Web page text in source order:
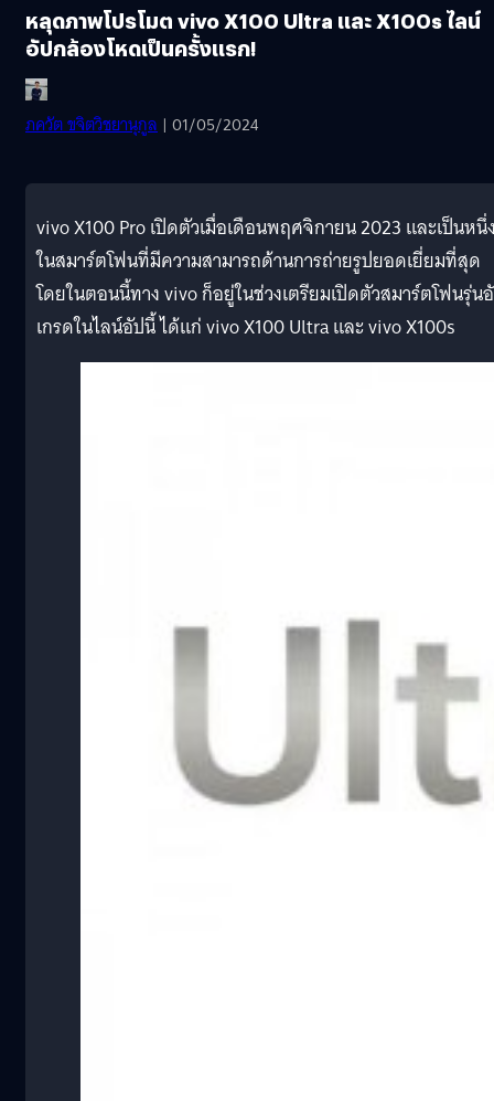
หลุดภาพโปรโมต vivo X100 Ultra และ X100s ไลน์
อัปกล้องโหดเป็นครั้งแรก!
ภควัต ขจิตวิชยานุกูล | 01/05/2024
vivo X100 Pro เปิดตัวเมื่อเดือนพฤศจิกายน 2023 และเป็นหนึ่
ในสมาร์ตโฟนที่มีความสามารถด้านการถ่ายรูปยอดเยี่ยมที่สุด
โดยในตอนนี้ทาง vivo ก็อยู่ในช่วงเตรียมเปิดตัวสมาร์ตโฟนรุ่น
เกรดในไลน์อัปนี้ ได้แก่ vivo X100 Ultra และ vivo X100s